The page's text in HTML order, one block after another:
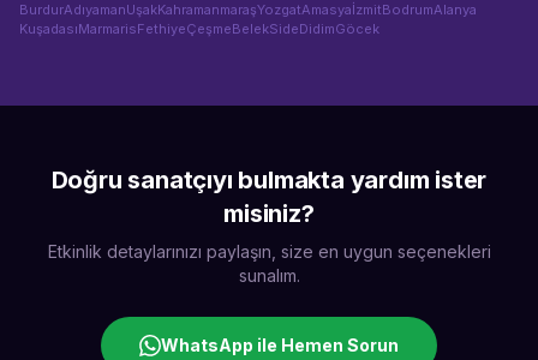
BurdurAdıyamanUşakKahramanmaraşYozgatAmasyaİzmitBodrumAlanya
KuşadasıMarmarisFethiyeÇeşmeBelekSideDidimGöcek
Doğru sanatçıyı bulmakta yardım ister
misiniz?
Etkinlik detaylarınızı paylaşın, size en uygun seçenekleri
sunalım.
WhatsApp ile Hemen Sorun